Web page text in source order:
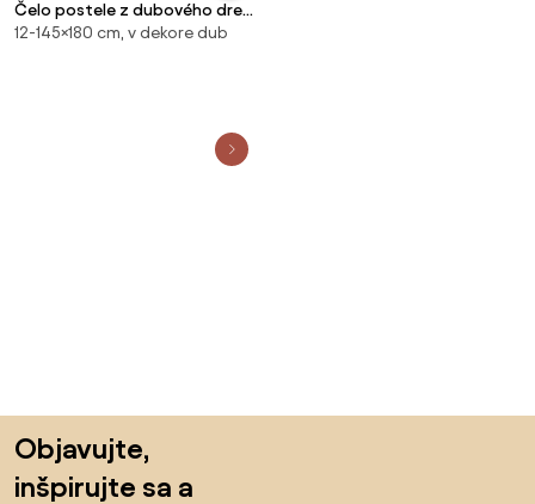
Čelo postele z dubového dreva
Redmond
12-145×180 cm, v dekore dub
Objavujte,
inšpirujte sa a